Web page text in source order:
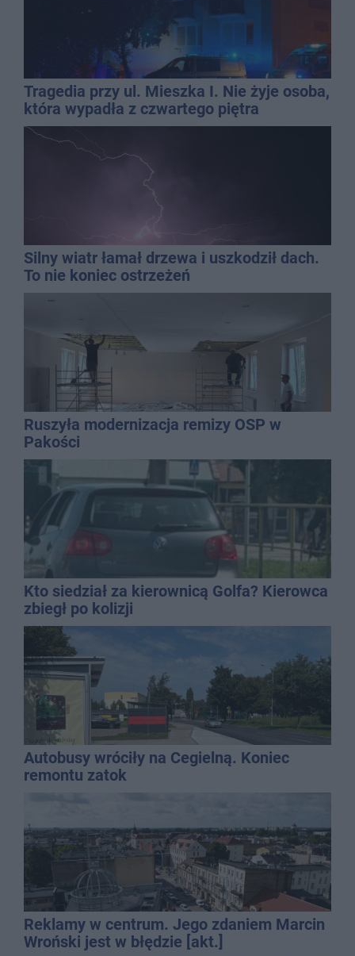
Tragedia przy ul. Mieszka I. Nie żyje osoba,
która wypadła z czwartego piętra
Silny wiatr łamał drzewa i uszkodził dach.
To nie koniec ostrzeżeń
Ruszyła modernizacja remizy OSP w
Pakości
Kto siedział za kierownicą Golfa? Kierowca
zbiegł po kolizji
Autobusy wróciły na Cegielną. Koniec
remontu zatok
Reklamy w centrum. Jego zdaniem Marcin
Wroński jest w błędzie [akt.]